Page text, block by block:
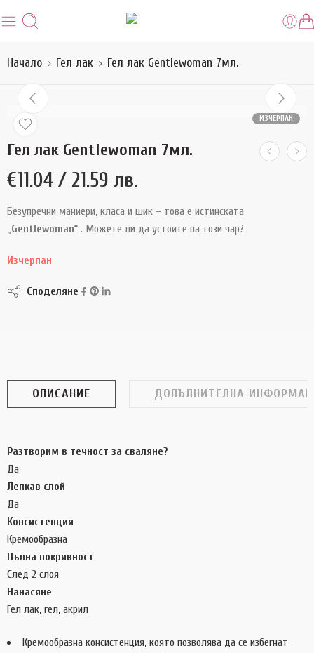
Начало Гел лак Гел лак Gentlewoman 7мл.
ИЗЧЕРПАН
Гел лак Gentlewoman 7мл.
€11.04 / 21.59 лв.
Безупречни маниери, класа и шик – това е истинската
„Gentlewoman“ . Можете ли да устоите на този чар?
Изчерпан
Споделяне
ОПИСАНИЕ ДОПЪЛНИТЕЛНА
Разтворим в течност за сваляне?
Да
Лепкав слой
Да
Консистенция
Кремообразна
Пълна покривност
След 2 слоя
Нанасяне
Гел лак, гел, акрил
Кремообразна консистенция, която позволява да се избегнат